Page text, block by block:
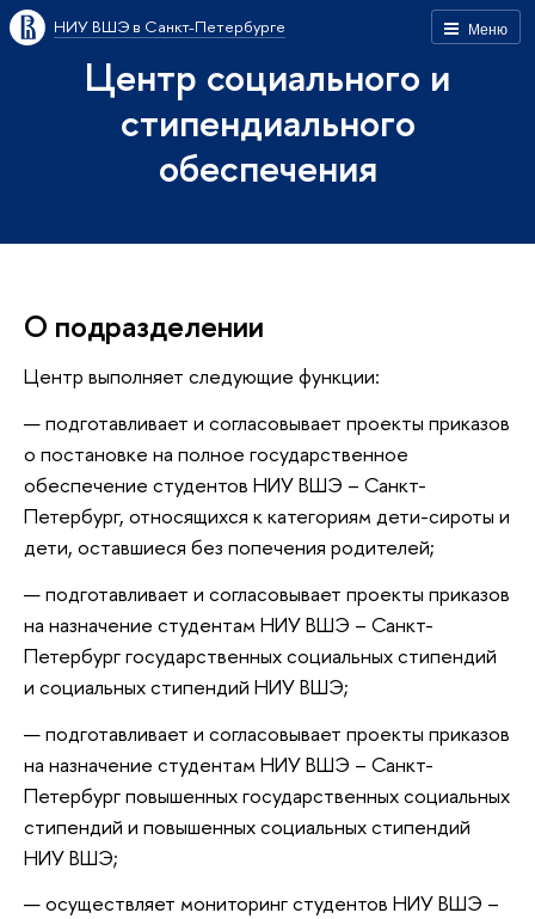
Меню
НИУ ВШЭ в Санкт-Петербурге
Центр социального и
стипендиального
обеспечения
О подразделении
Центр выполняет следующие функции:
подготавливает и согласовывает проекты приказов
о постановке на полное государственное
обеспечение студентов НИУ ВШЭ – Санкт-
Петербург, относящихся к категориям дети-сироты и
дети, оставшиеся без попечения родителей;
подготавливает и согласовывает проекты приказов
на назначение студентам НИУ ВШЭ – Санкт-
Петербург государственных социальных стипендий
и социальных стипендий НИУ ВШЭ;
подготавливает и согласовывает проекты приказов
на назначение студентам НИУ ВШЭ – Санкт-
Петербург повышенных государственных социальных
стипендий и повышенных социальных стипендий
НИУ ВШЭ;
осуществляет мониторинг студентов НИУ ВШЭ –